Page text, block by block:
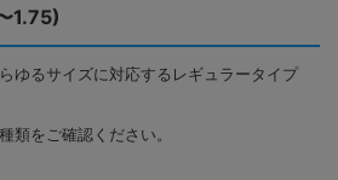
1.75)
ゆるサイズに対応するレギュラータイプ
類をご確認ください。